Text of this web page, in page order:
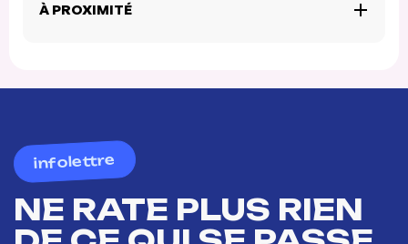
À PROXIMITÉ
infolettre
NE RATE PLUS RIEN